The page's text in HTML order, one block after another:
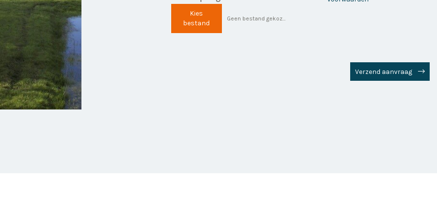
Kies
bestand
Geen bestand gekozen
Verzend aanvraag